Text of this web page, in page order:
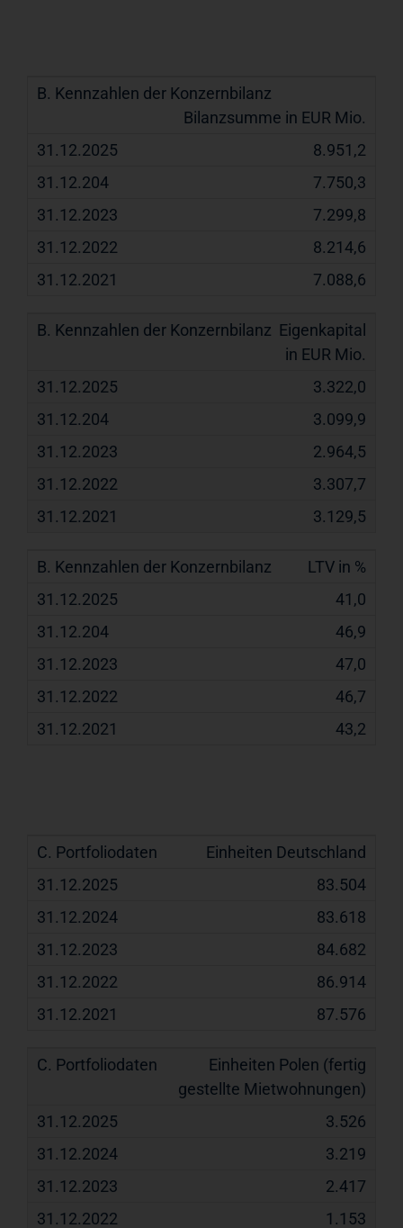
B.
Konzernbilanz
31.12.2025 31.12.204
Bilanzsumme in EUR Mio.
8.951,2
7.750,3
7.299,8
8.214,6
7.088,6
Eigenkapital
in EUR Mio.
3.322,0
3.099,9
2.964,5
3.307,7
3.129,5
LTV in %
41,0
46,9
47,0
46,7
43,2
C.
31.12.2025 31.12.2024
Einheiten Deutschland
83.504
83.618
84.682
86.914
87.576
Einheiten Polen (fertig
gestellte Mietwohnungen)
3.526
3.219
2.417
1.153